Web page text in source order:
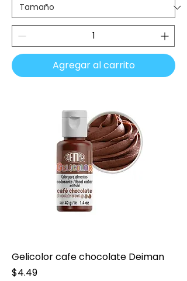
Agregar al carrito
Gelicolor cafe chocolate Deiman
Precio
$4.49